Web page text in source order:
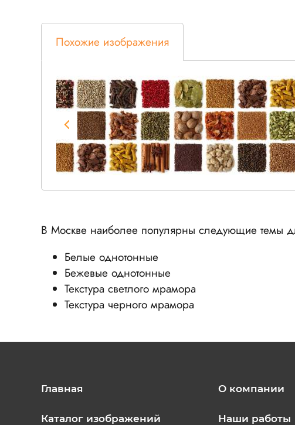
Похожие изображения
В Москве наиболее популярны следующие темы
Белые однотонные
Бежевые однотонные
Текстура светлого мрамора
Текстура черного мрамора
Главная
Каталог изображений
О компании
Наши работы